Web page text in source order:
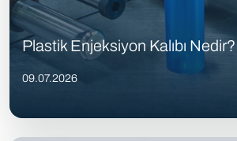
Plastik Enjeksiyon Kalıbı Nedir?
09.07.2026